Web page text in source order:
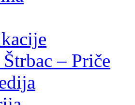
– Priče